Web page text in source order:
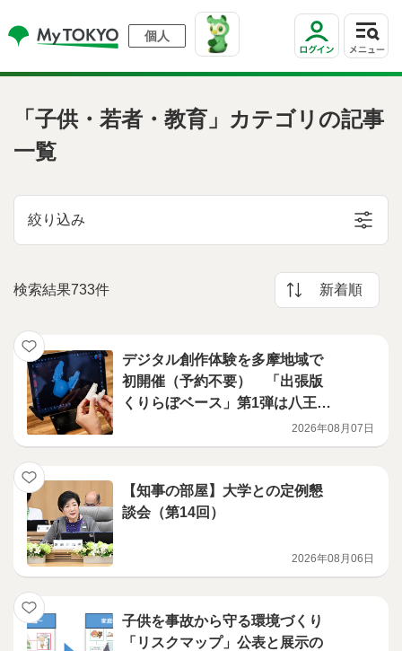
個人
「子供・若者・教育」カテゴリの記事
一覧
絞り込み
検索結果733件 新着順
デジタル創作体験を多摩地域で
初開催（予約不要） 「出張版
くりらぼベース」第1弾は八王子
市 令和8年8月23日（日曜日）
「TIB KIDS DAY in多摩」と同
2026年08月07日
【知事の部屋】大学との定例懇
談会（第14回）
2026年08月06日
子供を事故から守る環境づくり
「リスクマップ」公表と展示の